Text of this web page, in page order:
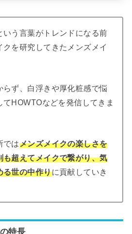
いう言葉がトレンドになる前
を研究してきたメンズメイ
らず、白浮きや厚化粧感で悩
てHOWTOなどを発信してきま
ではメンズメイクの楽しさを
も超えてメイクで繋がり、気
る世の中作りに貢献していき
特長